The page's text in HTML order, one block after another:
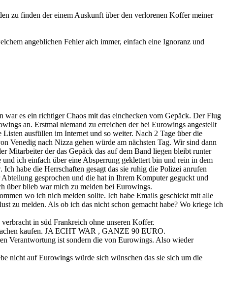
zu finden der einem Auskunft über den verlorenen Koffer meiner
angeblichen Fehler aich immer, einfach eine Ignoranz und
es ein richtiger Chaos mit das einchecken vom Gepäck. Der Flug
an. Erstmal niemand zu erreichen der bei Eurowings angestellt
ausfüllen im Internet und so weiter. Nach 2 Tage über die
nach Nizza gehen würde am nächsten Tag. Wir sind dann
Mitarbeiter der das Gepäck das auf dem Band liegen bleibt runter
ich einfach über eine Absperrung geklettert bin und rein in dem
habe die Herrschaften gesagt das sie ruhig die Polizei anrufen
gesprochen und die hat in Ihrem Komputer geguckt und
über blieb war mich zu melden bei Eurowings.
wo ich nich melden sollte. Ich habe Emails geschickt mit alle
zu melden. Als ob ich das nicht schon gemacht habe? Wo kriege ich
in süd Frankreich ohne unseren Koffer.
kaufen. JA ECHT WAR , GANZE 90 EURO.
Verantwortung ist sondern die von Eurowings. Also wieder
nicht auf Eurowings würde sich wünschen das sie sich um die